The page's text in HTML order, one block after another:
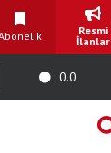
Resmi
İlanlar
0.0